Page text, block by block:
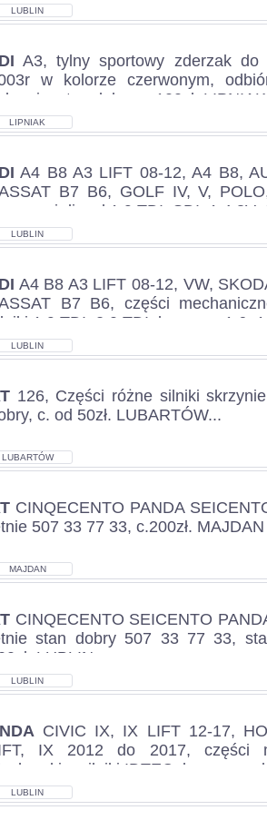
LUBLIN
A3, tylny sportowy zderzak
w kolorze czerwonym,
stan dobry, c.100zł.
LIPNIAK
A4 B8 A3 LIFT 08-12, A4 B8,
B7 B6, GOLF IV, V,
i diesel 1,9 TDI, SDI, 1.4 8V,
LUBLIN
A4 B8 A3 LIFT 08-12, VW,
B7 B6, części
1,9 TDI, 2,0 TDI, benzyna 1.6,
LUBLIN
126, Części różne silniki
c. od 50zł. LUBARTÓW...
LUBARTÓW
CINQECENTO PANDA
507 33 77 33, c.200zł.
MAJDAN
MĘTOWSKI
CINQECENTO SEICENTO
stan dobry 507 33 77 33,
LUBLIN...
LUBLIN
CIVIC IX, IX LIFT 12-17,
IX 2012 do 2017, części
silniki IDTEC, benzyna,
LUBLIN